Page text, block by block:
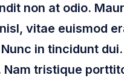
non at odio.
vitae euismod
in tincidunt
Nam tristique